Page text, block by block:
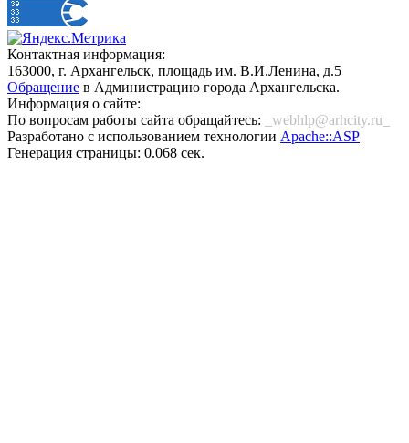
Контактная информация:
163000, г. Архангельск, площадь им. В.И.Ленина, д.5
Обращение в Администрацию города Архангельска.
Информация о сайте:
По вопросам работы сайта обращайтесь:
_webhlp@arhcity.ru_
Разработано с использованием технологии Apache::ASP
Генерация страницы: 0.068 сек.